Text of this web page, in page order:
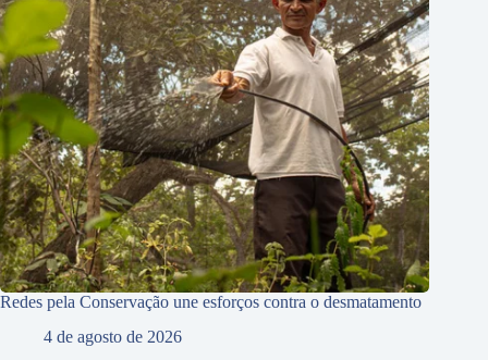
Redes pela Conservação une esforços contra o desmatamento
4 de agosto de 2026